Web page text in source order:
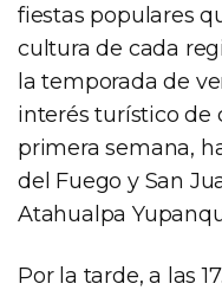
fiestas populares
cultura de cada
la temporada de
interés turístico de
primera semana,
del Fuego y San
Atahualpa
Por la tarde, a las